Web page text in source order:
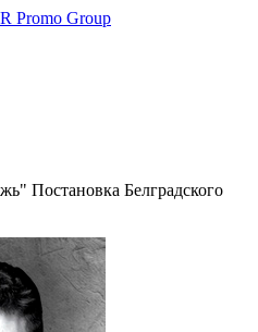
Постановка Белградского